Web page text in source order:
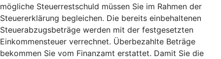
mögliche Steuerrestschuld müssen Sie im Rahmen der
Steuererklärung begleichen. Die bereits einbehaltenen
Steuerabzugsbeträge werden mit der festgesetzten
Einkommensteuer verrechnet. Überbezahlte Beträge
bekommen Sie vom Finanzamt erstattet. Damit Sie die